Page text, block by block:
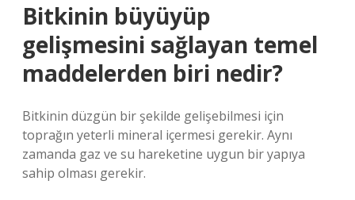
Bitkinin büyüyüp
gelişmesini sağlayan temel
maddelerden biri nedir?
Bitkinin düzgün bir şekilde gelişebilmesi için
toprağın yeterli mineral içermesi gerekir. Aynı
zamanda gaz ve su hareketine uygun bir yapıya
sahip olması gerekir.